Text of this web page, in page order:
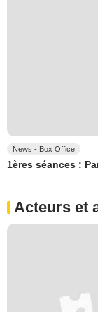
News - Box Office
1ères séances :
Acteurs et